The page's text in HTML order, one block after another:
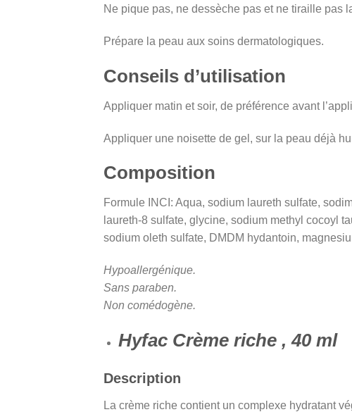
Ne pique pas, ne dessèche pas et ne tiraille pas
Prépare la peau aux soins dermatologiques.
Conseils d’utilisation
Appliquer matin et soir, de préférence avant
Appliquer une noisette de gel, sur la peau déjà
Composition
Formule INCI: Aqua, sodium laureth sulfate,
laureth-8 sulfate, glycine, sodium methyl cocoyl
sodium oleth sulfate, DMDM hydantoin,
Hypoallergénique.
Sans paraben.
Non comédogène.
Hyfac Crème riche , 40 ml
Description
La crème riche contient un complexe hydratant